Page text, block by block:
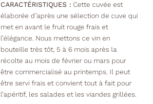
CARACTÉRISTIQUES : Cette cuvée est
élaborée d’après une sélection de cuve qui
met en avant le fruit rouge frais et
l’élégance. Nous mettons ce vin en
bouteille très tôt, 5 à 6 mois après la
récolte au mois de février ou mars pour
être commercialisé au printemps. Il peut
être servi frais et convient tout à fait pour
l’apéritif, les salades et les viandes grillées.